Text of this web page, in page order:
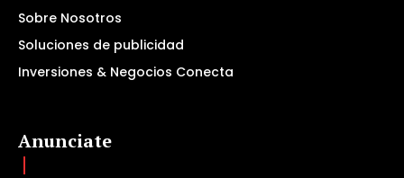
Sobre Nosotros
Soluciones de publicidad
Inversiones & Negocios Conecta
Anunciate